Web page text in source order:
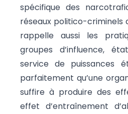
spécifique des
réseaux politico-criminels
rappelle aussi les
groupes d’influence,
service de puissances
parfaitement qu’une
suffire à produire des
effet d’entraînement